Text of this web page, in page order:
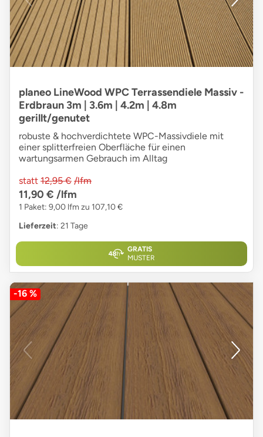
planeo LineWood WPC Terrassendiele Massiv -
Erdbraun 3m | 3.6m | 4.2m | 4.8m
gerillt/genutet
robuste & hochverdichtete WPC-Massivdiele mit
einer splitterfreien Oberfläche für einen
wartungsarmen Gebrauch im Alltag
statt 12,95 € /lfm
11,90 € /lfm
1 Paket: 9,00 lfm zu 107,10 €
Lieferzeit: 21 Tage
GRATIS
MUSTER
-16 %